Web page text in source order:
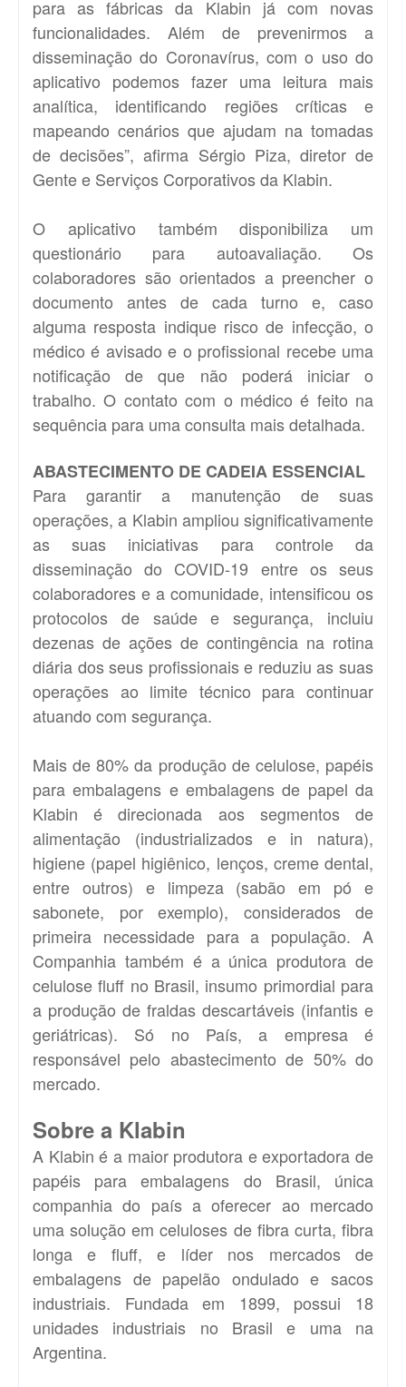
para as fábricas da Klabin já com novas
funcionalidades. Além de prevenirmos a
disseminação do Coronavírus, com o uso do
aplicativo podemos fazer uma leitura mais
analítica, identificando regiões críticas e
mapeando cenários que ajudam na tomadas
de decisões”, afirma Sérgio Piza, diretor de
Gente e Serviços Corporativos da Klabin.
O aplicativo também disponibiliza um
questionário para autoavaliação. Os
colaboradores são orientados a preencher o
documento antes de cada turno e, caso
alguma resposta indique risco de infecção, o
médico é avisado e o profissional recebe uma
notificação de que não poderá iniciar o
trabalho. O contato com o médico é feito na
sequência para uma consulta mais detalhada.
ABASTECIMENTO DE CADEIA ESSENCIAL
Para garantir a manutenção de suas
operações, a Klabin ampliou significativamente
as suas iniciativas para controle da
disseminação do COVID-19 entre os seus
colaboradores e a comunidade, intensificou os
protocolos de saúde e segurança, incluiu
dezenas de ações de contingência na rotina
diária dos seus profissionais e reduziu as suas
operações ao limite técnico para continuar
atuando com segurança.
Mais de 80% da produção de celulose, papéis
para embalagens e embalagens de papel da
Klabin é direcionada aos segmentos de
alimentação (industrializados e in natura),
higiene (papel higiênico, lenços, creme dental,
entre outros) e limpeza (sabão em pó e
sabonete, por exemplo), considerados de
primeira necessidade para a população. A
Companhia também é a única produtora de
celulose fluff no Brasil, insumo primordial para
a produção de fraldas descartáveis (infantis e
geriátricas). Só no País, a empresa é
responsável pelo abastecimento de 50% do
mercado.
Sobre a Klabin
A Klabin é a maior produtora e exportadora de
papéis para embalagens do Brasil, única
companhia do país a oferecer ao mercado
uma solução em celuloses de fibra curta, fibra
longa e fluff, e líder nos mercados de
embalagens de papelão ondulado e sacos
industriais. Fundada em 1899, possui 18
unidades industriais no Brasil e uma na
Argentina.